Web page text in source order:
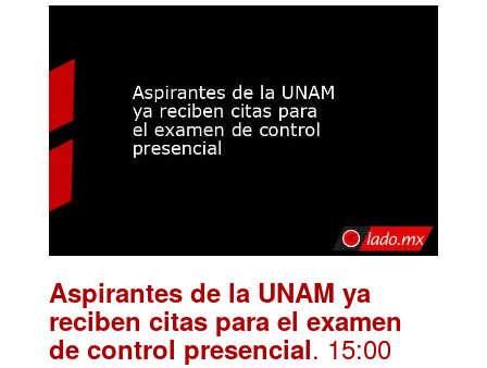
Aspirantes de la UNAM ya
reciben citas para el examen
de control presencial. 15:00